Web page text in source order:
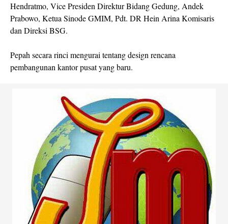
Hendratmo, Vice Presiden Direktur Bidang Gedung, Andek
Prabowo, Ketua Sinode GMIM, Pdt. DR Hein Arina Komisaris
dan Direksi BSG.
Pepah secara rinci mengurai tentang design rencana
pembangunan kantor pusat yang baru.